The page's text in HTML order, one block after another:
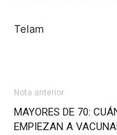
Telam
Nota anterior
MAYORES DE 70:
EMPIEZAN A